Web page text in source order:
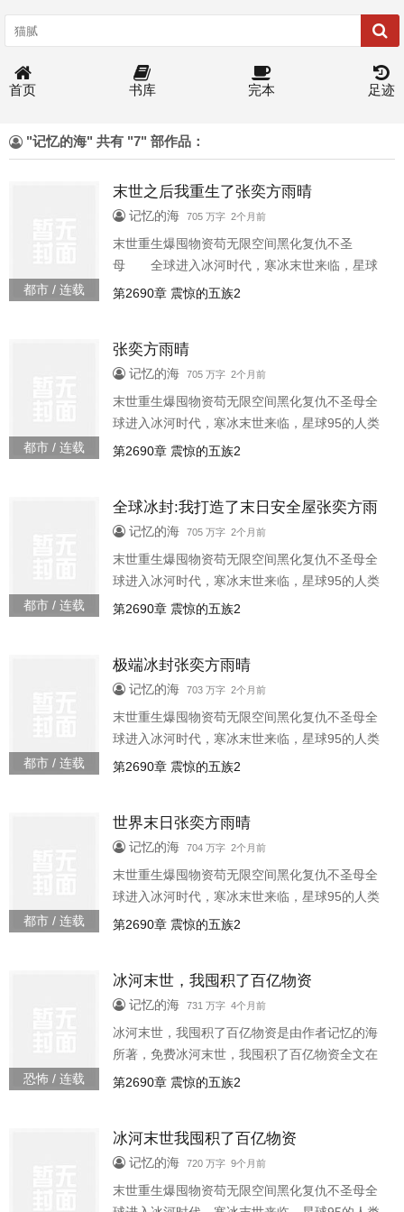
首页 书库 完本 足迹
"记忆的海" 共有 "7" 部作品：
都市 / 连载
末世之后我重生了张奕方雨晴
记忆的海 705 万字 2个月前
末世重生爆囤物资苟无限空间黑化复仇不圣
母 全球进入冰河时代，寒冰末世来临，星球
95的人类全部丧生 上一世，张奕因为心地善
疯狂的囤积物资 缺少物资他直接掏空一座超
级商场价值百亿的仓库
第2690章 震惊的五族2
都市 / 连载
张奕方雨晴
记忆的海 705 万字 2个月前
末世重生爆囤物资苟无限空间黑化复仇不圣母全
球进入冰河时代，寒冰末世来临，星球95的人类
全部丧生上一世，张奕因为心地善良，结果被自
少物资他直接掏空一座超级商场价值百亿的仓库
住的不舒服他打造了一座堪比末日堡垒的超级安
全屋末日来临，别人都冻成狗
第2690章 震惊的五族2
都市 / 连载
全球冰封:我打造了末日安全屋张奕方雨
晴 记忆的海 705 万字 2个月前
末世重生爆囤物资苟无限空间黑化复仇不圣母全
球进入冰河时代，寒冰末世来临，星球95的人类
全部丧生上一世，张奕因为心地善良，结果被自
少物资他直接掏空一座超级商场价值百亿的仓库
住的不舒服他打造了一座堪比末日堡垒的超级安
全屋末日来临，别人都冻成狗
第2690章 震惊的五族2
都市 / 连载
极端冰封张奕方雨晴
记忆的海 703 万字 2个月前
末世重生爆囤物资苟无限空间黑化复仇不圣母全
球进入冰河时代，寒冰末世来临，星球95的人类
全部丧生上一世，张奕因为心地善良，结果被自
少物资他直接掏空一座超级商场价值百亿的仓库
住的不舒服他打造了一座堪比末日堡垒的超级安
全屋末日来临，别人都冻成狗
第2690章 震惊的五族2
都市 / 连载
世界末日张奕方雨晴
记忆的海 704 万字 2个月前
末世重生爆囤物资苟无限空间黑化复仇不圣母全
球进入冰河时代，寒冰末世来临，星球95的人类
全部丧生上一世，张奕因为心地善良，结果被自
少物资他直接掏空一座超级商场价值百亿的仓库
住的不舒服他打造了一座堪比末日堡垒的超级安
全屋末日来临，别人都冻成狗
第2690章 震惊的五族2
恐怖 / 连载
冰河末世，我囤积了百亿物资
记忆的海 731 万字 4个月前
冰河末世，我囤积了百亿物资是由作者记忆的海
所著，免费冰河末世，我囤积了百亿物资全文在
线阅读。 冰河末世，我囤积了百亿物资
第2690章 震惊的五族2
冰河末世我囤积了百亿物资
记忆的海 720 万字 9个月前
末世重生爆囤物资苟无限空间黑化复仇不圣母全